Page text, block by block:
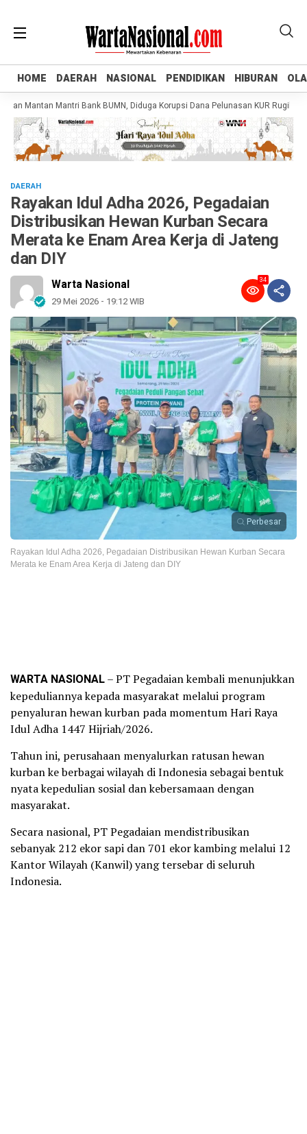
HOME DAERAH NASIONAL PENDIDIKAN HIBURAN
HOME DAERAH NASIONAL PENDIDIKAN HIBURAN
Mantri Bank BUMN, Diduga Korupsi Dana Pelunasan KUR Rugikan
DAERAH
Rayakan Idul Adha 2026, Pegadaian
Distribusikan Hewan Kurban Secara
Merata ke Enam Area Kerja di Jateng
dan DIY
Warta Nasional
29 Mei 2026 - 19:12 WIB
34
Perbesar
Rayakan Idul Adha 2026, Pegadaian Distribusikan Hewan Kurban Secara
Merata ke Enam Area Kerja di Jateng dan DIY
WARTA NASIONAL– PT Pegadaian kembali menunjukkan
kepeduliannya kepada masyarakat melalui program
penyaluran hewan kurban pada momentum Hari Raya
Idul Adha 1447 Hijriah/2026.
Tahun ini, perusahaan menyalurkan ratusan hewan
kurban ke berbagai wilayah di Indonesia sebagai bentuk
nyata kepedulian sosial dan kebersamaan dengan
masyarakat.
Secara nasional, PT Pegadaian mendistribusikan
sebanyak 212 ekor sapi dan 701 ekor kambing melalui 12
Kantor Wilayah (Kanwil) yang tersebar di seluruh
Indonesia.